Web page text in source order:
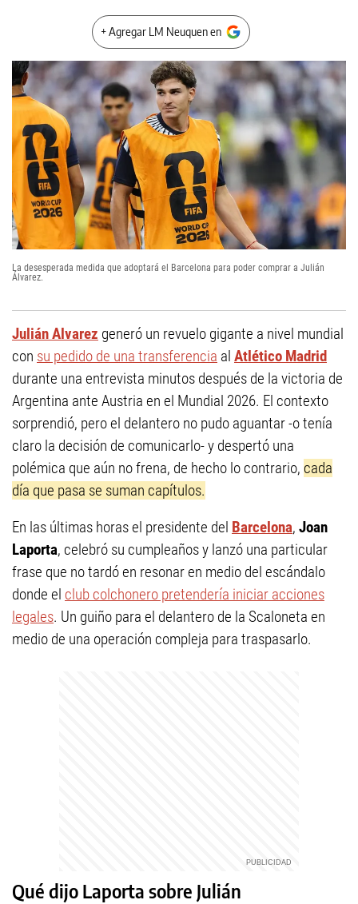
+ Agregar LM Neuquen en
La desesperada medida que adoptará el Barcelona para poder comprar a Julián
Álvarez.
Julián Alvarez generó un revuelo gigante a nivel mundial
con su pedido de una transferencia al Atlético Madrid
durante una entrevista minutos después de la victoria de
Argentina ante Austria en el Mundial 2026. El contexto
sorprendió, pero el delantero no pudo aguantar -o tenía
claro la decisión de comunicarlo- y despertó una
polémica que aún no frena, de hecho lo contrario, cada
día que pasa se suman capítulos.
En las últimas horas el presidente del Barcelona, Joan
Laporta, celebró su cumpleaños y lanzó una particular
frase que no tardó en resonar en medio del escándalo
donde el club colchonero pretendería iniciar acciones
legales. Un guiño para el delantero de la Scaloneta en
medio de una operación compleja para traspasarlo.
Qué dijo Laporta sobre Julián